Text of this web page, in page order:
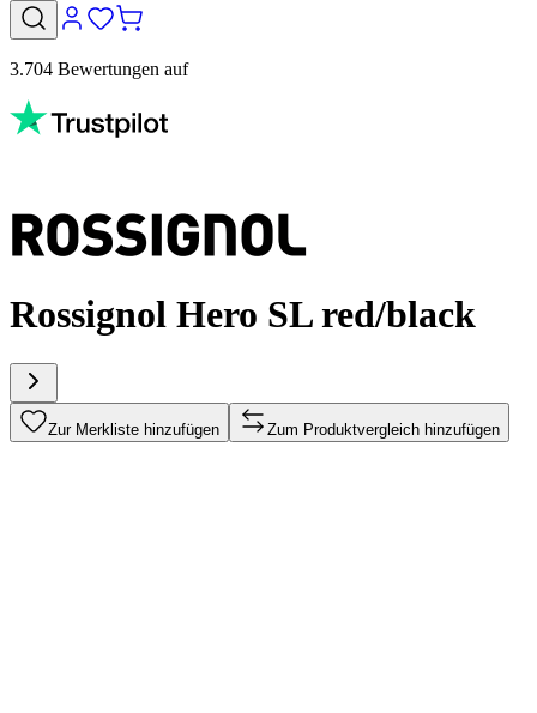
3.704 Bewertungen auf
Rossignol Hero SL red/black
Zur Merkliste hinzufügen Zum Produktvergleich hinzufügen